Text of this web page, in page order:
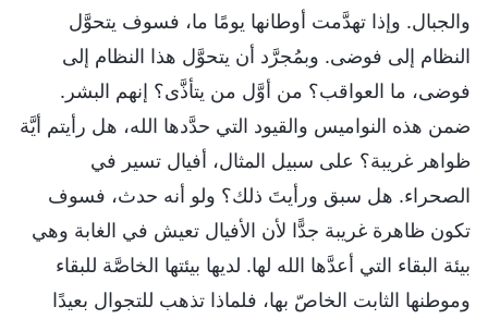
والجبال. وإذا تهدَّمت أوطانها يومًا ما، فسوف يتحوَّل
النظام إلى فوضى. وبمُجرَّد أن يتحوَّل هذا النظام إلى
فوضى، ما العواقب؟ من أوَّل من يتأذَّى؟ إنهم البشر.
ضمن هذه النواميس والقيود التي حدَّدها الله، هل رأيتم أيَّة
ظواهر غريبة؟ على سبيل المثال، أفيال تسير في
الصحراء. هل سبق ورأيتَ ذلك؟ ولو أنه حدث، فسوف
تكون ظاهرة غريبة جدًّا لأن الأفيال تعيش في الغابة وهي
بيئة البقاء التي أعدَّها الله لها. لديها بيئتها الخاصَّة للبقاء
وموطنها الثابت الخاصّ بها، فلماذا تذهب للتجوال بعيدًا